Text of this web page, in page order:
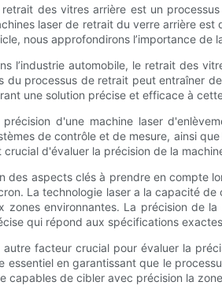
retrait des vitres arrière est un
laser de retrait du verre arrière
nous approfondirons l’importance de
l’industrie automobile, le retrait des
du processus de retrait peut entraîner
une solution précise et efficace à
précision d'une machine laser
de contrôle et de mesure, ainsi
crucial d'évaluer la précision de la
des aspects clés à prendre en compte
La technologie laser a la capacité
zones environnantes. La précision de
qui répond aux spécifications
autre facteur crucial pour évaluer la
essentiel en garantissant que le
capables de cibler avec précision la